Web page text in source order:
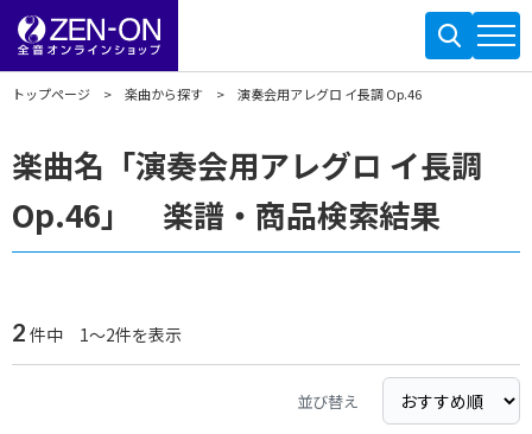
トップページ 楽曲から探す 演奏会用アレグロ イ長調 Op.46
楽曲名「演奏会用アレグロ イ長調
Op.46」 楽譜・商品検索結果
2 件中 1～2件を表示
並び替え